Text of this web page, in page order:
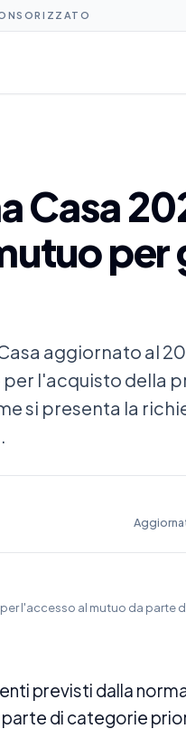
Casa
per
aggiornato al
l'acquisto della
si presenta la
l'accesso al mutuo da parte
previsti dalla
di categorie